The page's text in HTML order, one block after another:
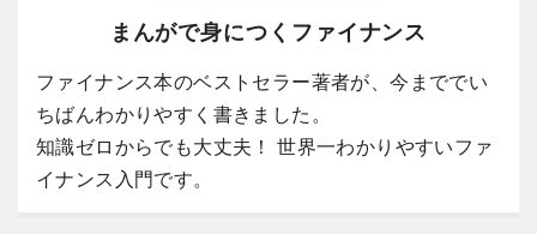
まんがで身につくファイナンス
ファイナンス本のベストセラー著者が、今まででい
ちばんわかりやすく書きました。
知識ゼロからでも大丈夫！ 世界一わかりやすいファ
イナンス入門です。